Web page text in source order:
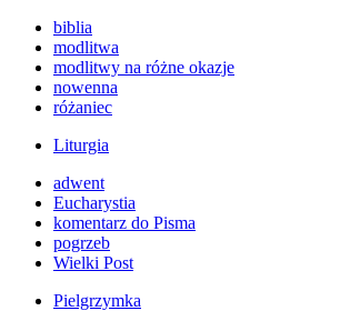
biblia
modlitwa
modlitwy na różne okazje
nowenna
różaniec
Liturgia
adwent
Eucharystia
komentarz do Pisma
pogrzeb
Wielki Post
Pielgrzymka